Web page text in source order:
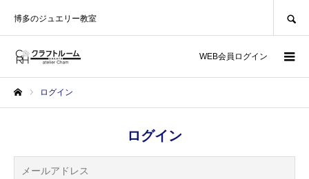
博多のジュエリー教室
WEB会員ログイン
ログイン
ログイン